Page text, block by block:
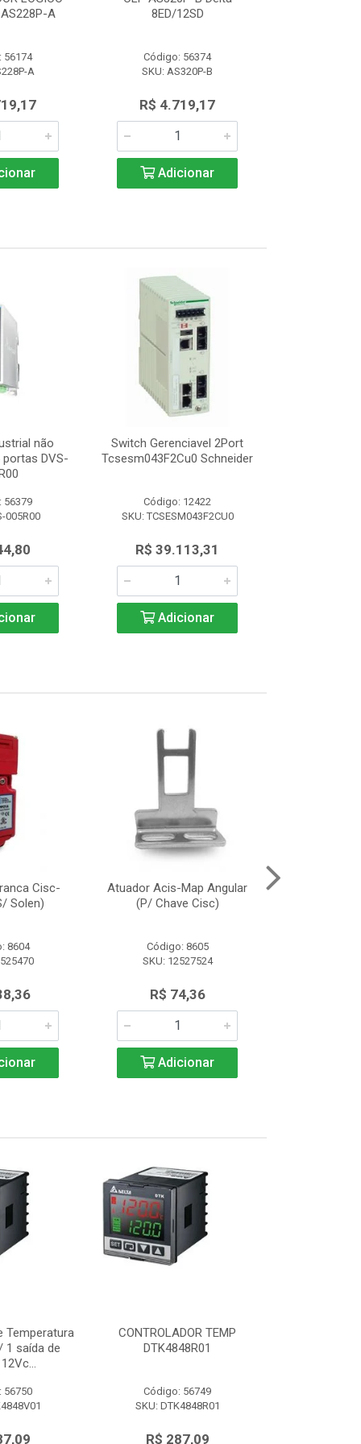
A
56174
A
8ED/12SD
Código: 56374
SKU: AS320P-B
R$ 4.719,17
Adicionar
não
portas DVS-
56379
005R00
Switch Gerenciavel 2Port
Tcsesm043F2Cu0 Schneider
Código: 12422
SKU: TCSESM043F2CU0
R$ 39.113,31
Adicionar
Cisc-
Solen)
8604
Atuador Acis-Map Angular
(P/ Chave Cisc)
Código: 8605
SKU: 12527524
R$ 74,36
Adicionar
Temperatura
1 saída de
56750
CONTROLADOR TEMP
DTK4848R01
Código: 56749
SKU: DTK4848R01
R$ 287,09